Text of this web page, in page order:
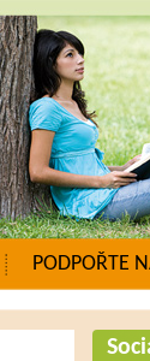
PODPOŘTE